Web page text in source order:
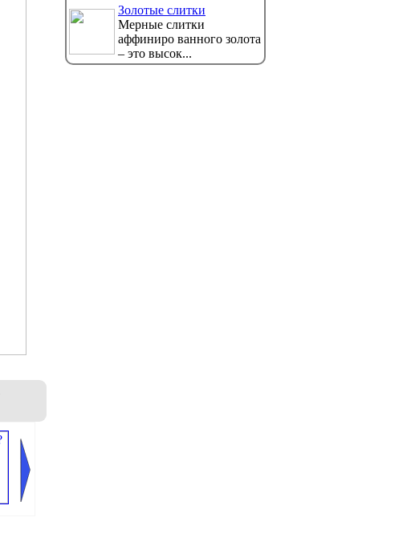
Золотые слитки
Мерные слитки
аффиниро ванного золота
– это высок...